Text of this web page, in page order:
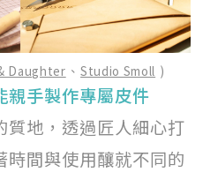
Daughter 、 Studio Smoll )
親手製作專屬皮件
質地，透過匠人細心打
時間與使用釀就不同的